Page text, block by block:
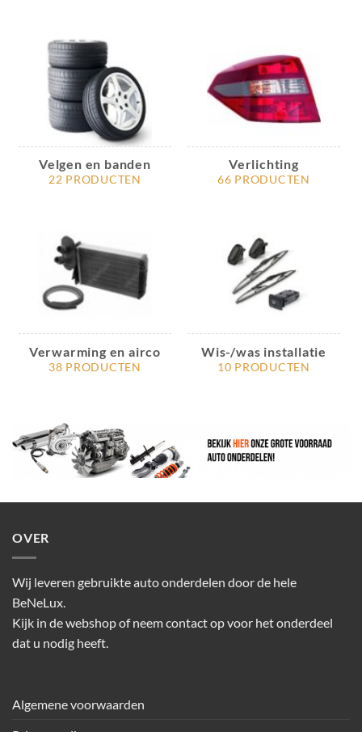
Velgen en banden
22 PRODUCTEN
Verlichting
66 PRODUCTEN
Verwarming en airco
38 PRODUCTEN
Wis-/was installatie
10 PRODUCTEN
OVER
Wij leveren gebruikte auto onderdelen door de hele
BeNeLux.
Kijk in de webshop of neem contact op voor het onderdeel
dat u nodig heeft.
Algemene voorwaarden